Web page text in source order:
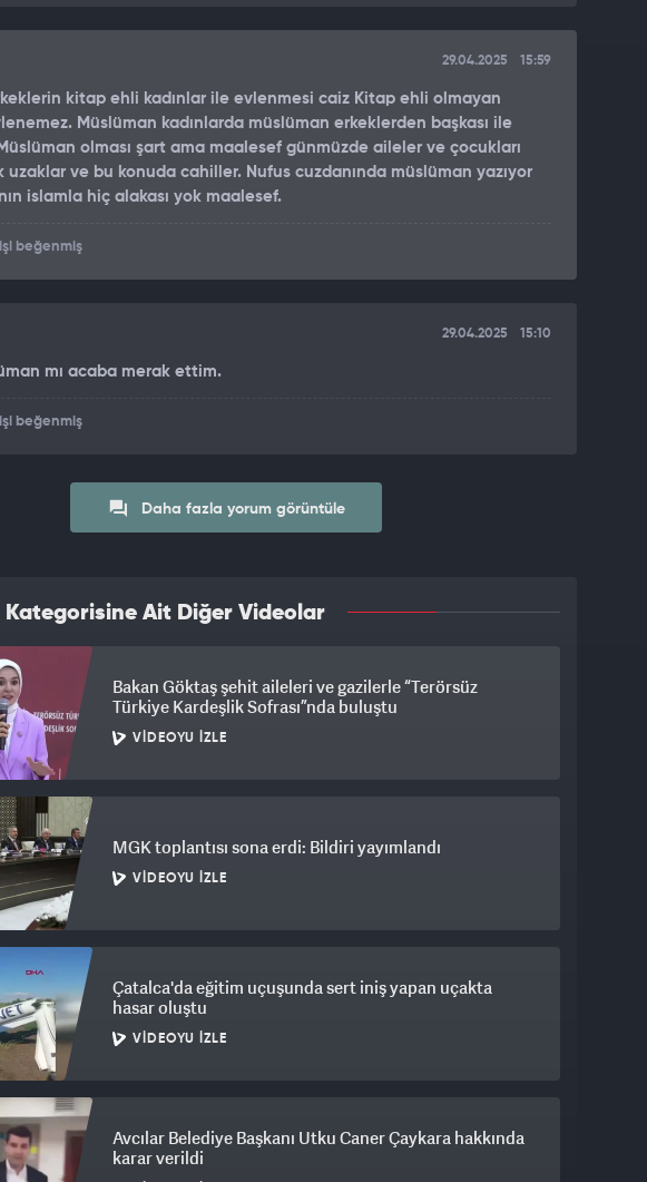
29.04.2025 15:59
kitap ehli kadınlar ile evlenmesi caiz Kitap ehli olmayan
Müslüman kadınlarda müslüman erkeklerden başkası ile
olması şart ama maalesef günmüzde aileler ve çocukları
uzaklar ve bu konuda cahiller. Nufus cuzdanında müslüman yazıyor
islamla hiç alakası yok maalesef.
beğenmiş
29.04.2025 15:10
mı acaba merak ettim.
beğenmiş
Daha fazla yorum görüntüle
Kategorisine Ait Diğer Videolar
Bakan Göktaş şehit aileleri ve gazilerle “Terörsüz
Türkiye Kardeşlik Sofrası”nda buluştu
VIDEOYU İZLE
MGK toplantısı sona erdi: Bildiri yayımlandı
VIDEOYU İZLE
Çatalca'da eğitim uçuşunda sert iniş yapan uçakta
hasar oluştu
VIDEOYU İZLE
Avcılar Belediye Başkanı Utku Caner Çaykara hakkında
karar verildi